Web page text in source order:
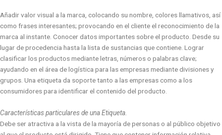
Añadir valor visual a la marca, colocando su nombre, colores llamativos, así
como frases interesantes; provocando en el cliente el reconocimiento de la
marca al instante. Conocer datos importantes sobre el producto. Desde su
lugar de procedencia hasta la lista de sustancias que contiene. Lograr
clasificar los productos mediante letras, números o palabras clave;
ayudando en el área de logística para las empresas mediante divisiones y
grupos. Una etiqueta da soporte tanto a las empresas como a los
consumidores para identificar el contenido del producto.
Características particulares de una Etiqueta.
Debe ser atractiva a la vista de la mayoría de personas o al público objetivo